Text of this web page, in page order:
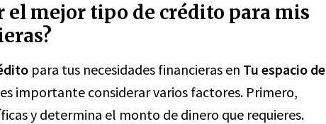
el mejor tipo de crédito para mis
para tus necesidades financieras en Tu espacio de
importante considerar varios factores. Primero,
y determina el monto de dinero que requieres.